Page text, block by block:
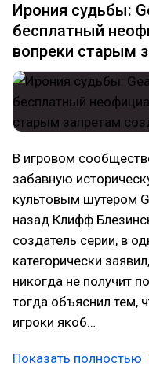
Ирония судьбы:
бесплатный
вопреки старым
В игровом
забавную
культовым шутером
назад Клифф
создатель серии, в
категорически
никогда не получит
тогда объяснил тем,
игроки якоб…
Показать полностью